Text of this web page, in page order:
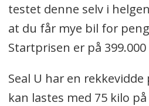
testet denne selv i
at du får mye bil for
Startprisen er på
Seal U har en
kan lastes med 75 kilo